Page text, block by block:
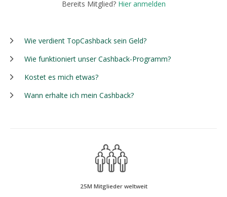
Bereits Mitglied? Hier anmelden
Wie verdient TopCashback sein Geld?
Wie funktioniert unser Cashback-Programm?
Kostet es mich etwas?
Wann erhalte ich mein Cashback?
25M Mitglieder weltweit